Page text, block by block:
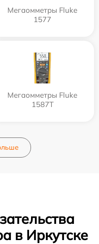
Мегаомметры Fluke
1577
Мегаомметры Fluke
1587T
в Иркутске